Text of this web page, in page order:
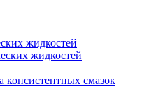
жидкостей
жидкостей
консистентных смазок